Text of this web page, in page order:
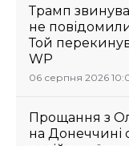
Трамп
не
Той
WP
06 серпня 2026
Прощання з
на Донеччині